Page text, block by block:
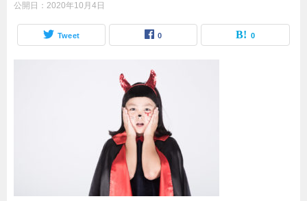
公開日： 2020年10月4日
Tweet 0 0